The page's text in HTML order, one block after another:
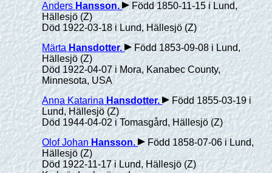
Anders Hansson.
Född 1850-11-15 i Lund,
Hällesjö (Z)
Död 1922-03-18 i Lund, Hällesjö (Z)
Märta Hansdotter.
Född 1853-09-08 i Lund,
Hällesjö (Z)
Död 1922-04-07 i Mora, Kanabec County,
Minnesota, USA
Anna Katarina Hansdotter.
Född 1855-03-19 i
Lund, Hällesjö (Z)
Död 1944-04-02 i Tomasgård, Hällesjö (Z)
Olof Johan Hansson.
Född 1858-07-06 i Lund,
Hällesjö (Z)
Död 1922-11-17 i Lund, Hällesjö (Z)